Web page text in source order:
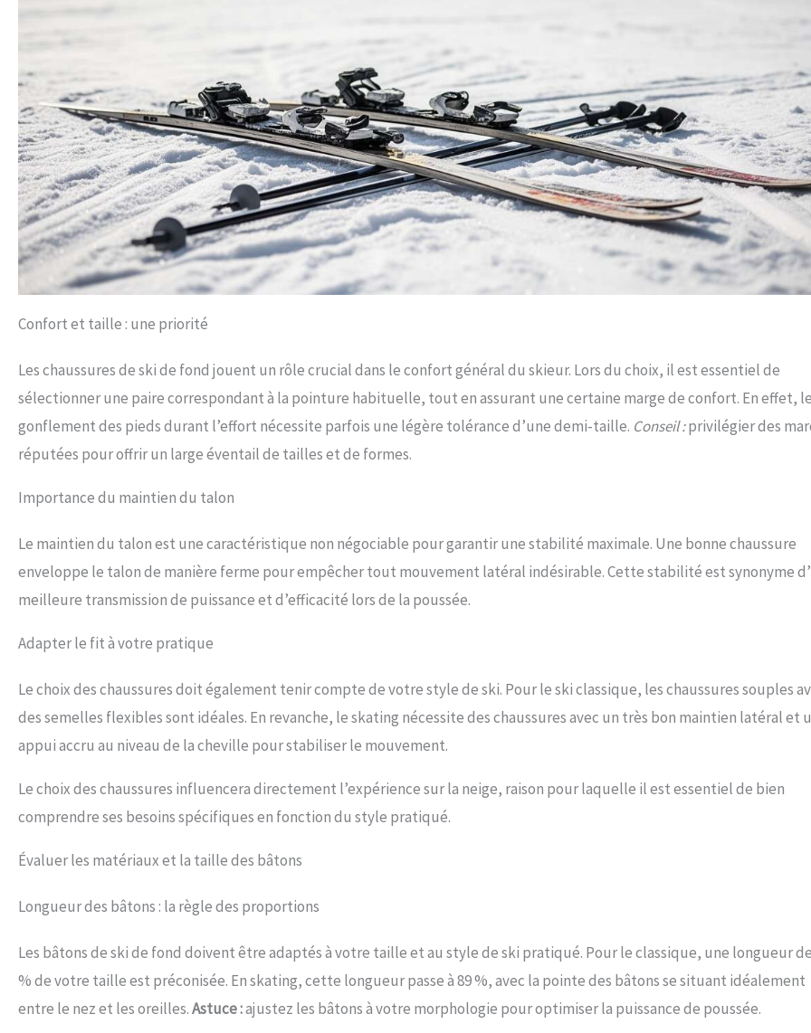
Confort et taille : une priorité
Les chaussures de ski de fond jouent un rôle crucial dans le confort général du skieur. Lors du choix, il est essentiel de
sélectionner une paire correspondant à la pointure habituelle, tout en assurant une certaine marge de confort. En effet,
gonflement des pieds durant l’effort nécessite parfois une légère tolérance d’une demi-taille. Conseil :privilégier des
réputées pour offrir un large éventail de tailles et de formes.
Importance du maintien du talon
Le maintien du talon est une caractéristique non négociable pour garantir une stabilité maximale. Une bonne chaussure
enveloppe le talon de manière ferme pour empêcher tout mouvement latéral indésirable. Cette stabilité est synonyme
meilleure transmission de puissance et d’efficacité lors de la poussée.
Adapter le fit à votre pratique
Le choix des chaussures doit également tenir compte de votre style de ski. Pour le ski classique, les chaussures souples
des semelles flexibles sont idéales. En revanche, le skating nécessite des chaussures avec un très bon maintien latéral et
appui accru au niveau de la cheville pour stabiliser le mouvement.
Le choix des chaussures influencera directement l’expérience sur la neige, raison pour laquelle il est essentiel de bien
comprendre ses besoins spécifiques en fonction du style pratiqué.
Évaluer les matériaux et la taille des bâtons
Longueur des bâtons : la règle des proportions
Les bâtons de ski de fond doivent être adaptés à votre taille et au style de ski pratiqué. Pour le classique, une longueur
% de votre taille est préconisée. En skating, cette longueur passe à 89 %, avec la pointe des bâtons se situant idéalement
entre le nez et les oreilles.Astuce :ajustez les bâtons à votre morphologie pour optimiser la puissance de poussée.